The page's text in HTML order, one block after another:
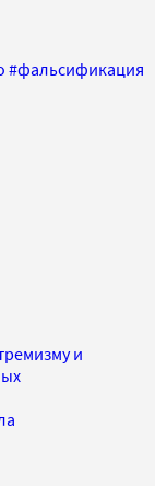
#фальсификация
и